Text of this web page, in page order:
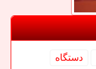
دستگاه